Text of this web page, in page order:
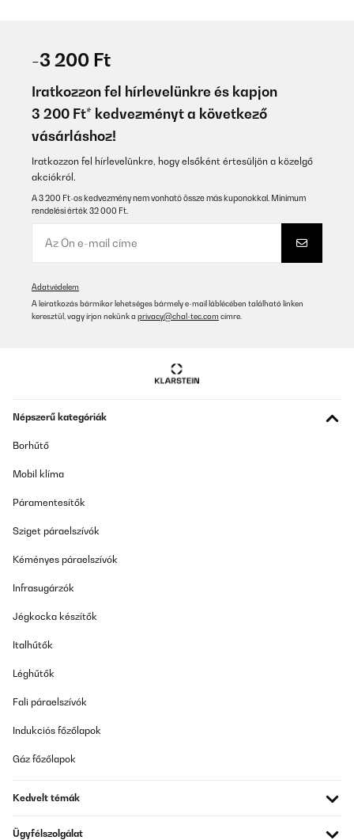
-3 200 Ft
Iratkozzon fel hírlevelünkre és kapjon
3 200 Ft* kedvezményt a következő
vásárláshoz!
Iratkozzon fel hírlevelünkre, hogy elsőként értesüljön a közelgő
akciókról.
A 3 200 Ft-os kedvezmény nem vonható össze más kuponokkal. Minimum
rendelési érték 32 000 Ft.
Adatvédelem
A leiratkozás bármikor lehetséges bármely e-mail láblécében található linken
keresztül, vagy írjon nekünk a privacy@chal-tec.com címre.
Népszerű kategóriák
Borhűtő
Mobil klíma
Páramentesítők
Sziget páraelszívók
Kéményes páraelszívók
Infrasugárzók
Jégkocka készítők
Italhűtők
Léghűtők
Fali páraelszívók
Indukciós főzőlapok
Gáz főzőlapok
Kedvelt témák
Ügyfélszolgálat